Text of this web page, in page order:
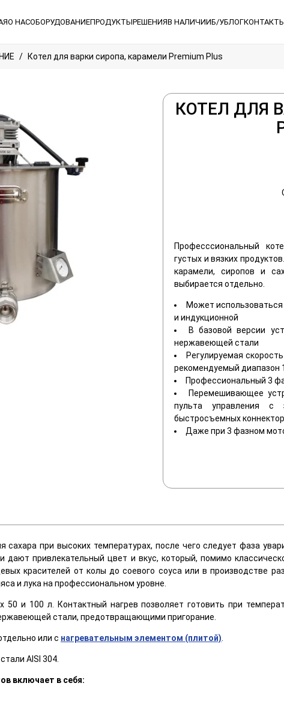
О НАСОБОРУДОВАНИЕПРОДУКТЫРЕШЕНИЯВ НАЛИЧИИБ/УБЛОГ
Котел для варки сиропа, карамели Premium Plus
КОТЕЛ ДЛЯ
Професссиональный
густых и вязких
карамели, сиропов и
выбирается отдельно.
Может
и индукционной
В базовой версии
нержавеющей стали
Регулируемая
рекомендуемый диапазон
Профессиональный 3
Перемешивающее
пульта управления с
быстросъемных
Даже при 3 фазном
сахара при высоких температурах, после чего следует фаза
дают привлекательный цвет и вкус, который, помимо
красителей от колы до соевого соуса или в производстве
и лука на профессиональном уровне.
50 и 100 л. Контактный нагрев позволяет готовить при
стали, предотвращающими пригорание.
или с нагревательным элементом (плитой)
AISI 304.
включает в себя: